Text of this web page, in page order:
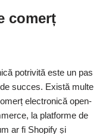
comerț
potrivită este un pas
succes. Există multe
electronică open-
la platforme de
ar fi Shopify și